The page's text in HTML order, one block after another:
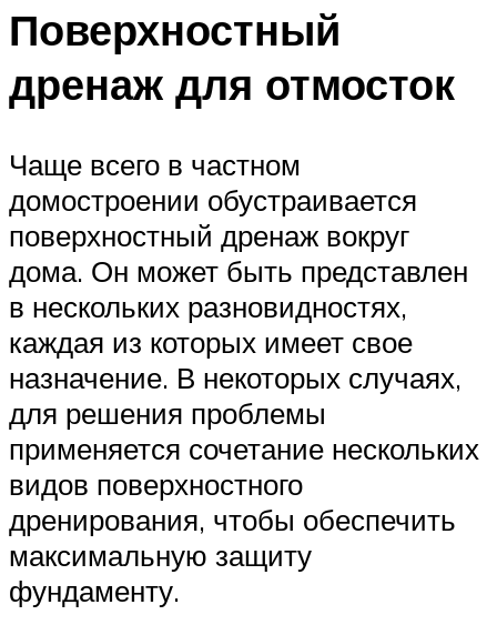
Поверхностный
дренаж для отмосток
Чаще всего в частном
домостроении обустраивается
поверхностный дренаж вокруг
дома. Он может быть представлен
в нескольких разновидностях,
каждая из которых имеет свое
назначение. В некоторых случаях,
для решения проблемы
применяется сочетание нескольких
видов поверхностного
дренирования, чтобы обеспечить
максимальную защиту
фундаменту.